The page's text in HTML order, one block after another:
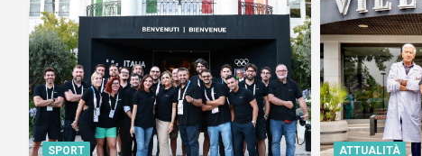
SPORT ATTUALITÀ